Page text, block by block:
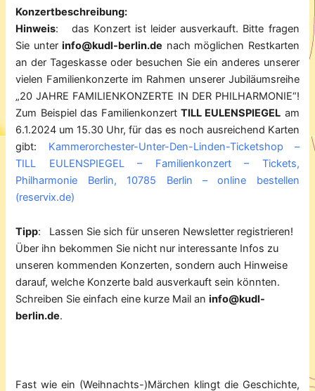
Konzertbeschreibung:
Hinweis: das Konzert ist leider ausverkauft. Bitte fragen
Sie unterinfo@kudl-berlin.de nach möglichen Restkarten
an der Tageskasse oder besuchen Sie ein anderes unserer
vielen Familienkonzerte im Rahmen unserer Jubiläumsreihe
„20 JAHRE FAMILIENKONZERTE IN DER PHILHARMONIE“!
Zum Beispiel das FamilienkonzertTILL EULENSPIEGEL am
6.1.2024 um 15.30 Uhr, für das es noch ausreichend Karten
gibt: Kammerorchester-Unter-Den-Linden-Ticketshop –
TILL EULENSPIEGEL – Familienkonzert – Tickets,
Philharmonie Berlin, 10785 Berlin – online bestellen
(reservix.de)
Tipp: Lassen Sie sich für unseren Newsletter registrieren!
Über ihn bekommen Sie nicht nur interessante Infos zu
unseren kommenden Konzerten, sondern auch Hinweise
darauf, welche Konzerte bald ausverkauft sein könnten.
Schreiben Sie einfach eine kurze Mail aninfo@kudl-
berlin.de.
Fast wie ein (Weihnachts-)Märchen klingt die Geschichte,